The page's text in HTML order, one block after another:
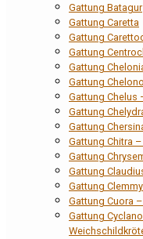
Gattung Batagur
Gattung Caretta
Gattung
Gattung
Gattung
Gattung
Gattung Chelus
Gattung
Gattung
Gattung Chitra
Gattung
Gattung
Gattung
Gattung Cuora
Gattung